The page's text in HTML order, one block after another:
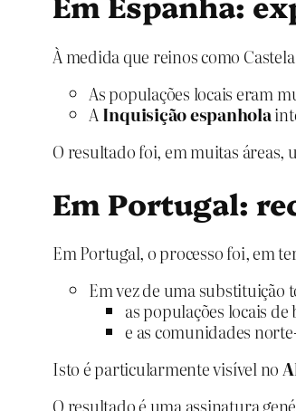
À medida que reinos como
As populações locais eram
AInquisição espanhola
O resultado foi, em muitas áreas,
Em Portugal:
Em Portugal, o processo foi, em
Em vez de uma
as populações locais
e as comunidades
Isto é particularmente visível no
O resultado é uma assinatura